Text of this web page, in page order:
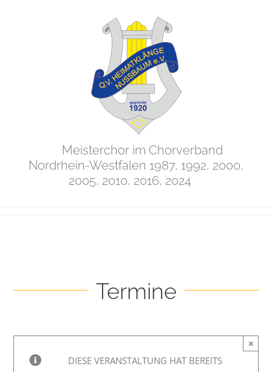
Meisterchor im Chorverband
Nordrhein-Westfalen 1987, 1992, 2000,
2005, 2010, 2016, 2024
Termine
DIESE VERANSTALTUNG HAT BEREITS
×